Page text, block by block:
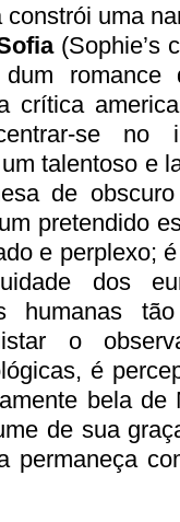
uma
(Sophie’s
crítica
se no
talentoso e
de
pretendido
e perplexo;
dos
humanas
o
é
bela de
de sua
permaneça